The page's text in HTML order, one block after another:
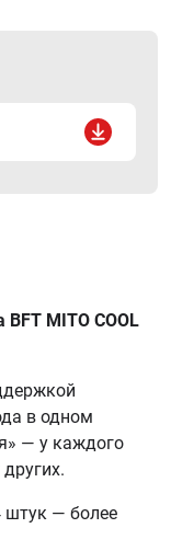
MITO COOL
в одном
— у каждого
штук — более